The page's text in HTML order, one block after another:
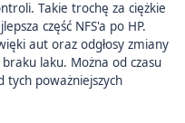
Takie trochę za ciężkie
część NFS'a po HP.
aut oraz odgłosy zmiany
laku. Można od czasu
tych poważniejszych